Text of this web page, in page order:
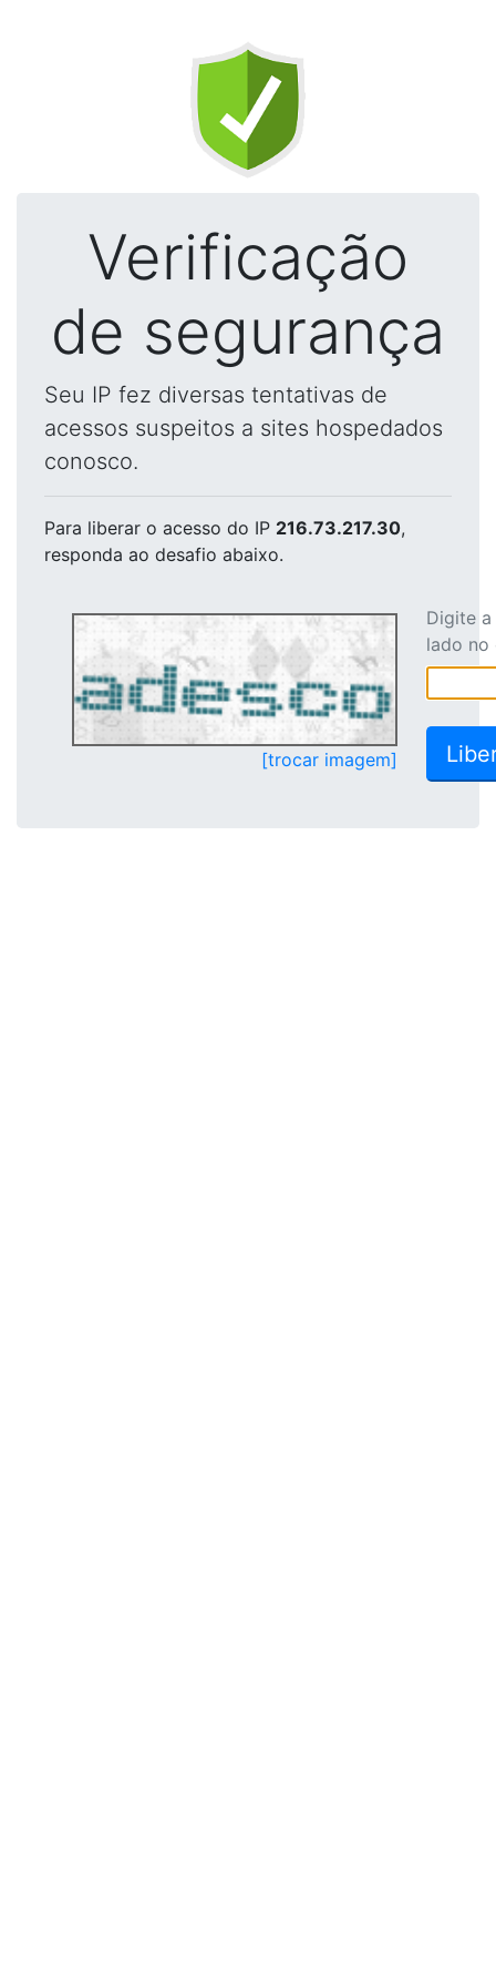
Verificação
de segurança
Seu IP fez diversas tentativas de
acessos suspeitos a sites hospedados
conosco.
Para liberar o acesso do IP 216.73.217.30,
responda ao desafio abaixo.
[trocar imagem]
Digite
lado no